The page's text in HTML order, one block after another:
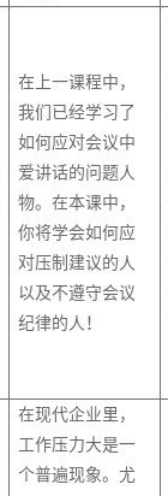
在上一课程中，
我们已经学习了
如何应对会议中
爱讲话的问题人
物。在本课中，
你将学会如何应
对压制建议的人
以及不遵守会议
纪律的人！
在现代企业里，
工作压力大是一
个普遍现象。尤